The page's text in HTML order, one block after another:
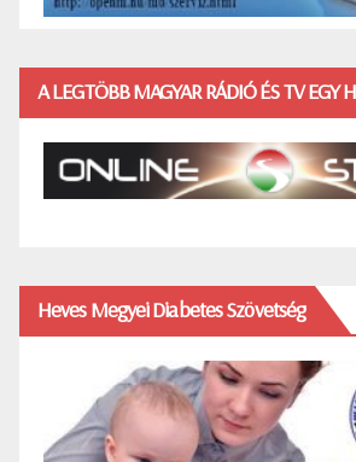
A LEGTÖBB MAGYAR RÁDIÓ ÉS TV EGY
Heves Megyei Diabetes Szövetség